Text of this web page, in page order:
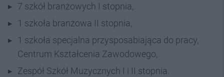
7 szkół branżowych I stopnia,
1 szkoła branżowa II stopnia,
1 szkoła specjalna przysposabiająca do pracy,
Centrum Kształcenia Zawodowego,
Zespół Szkół Muzycznych I i II stopnia.